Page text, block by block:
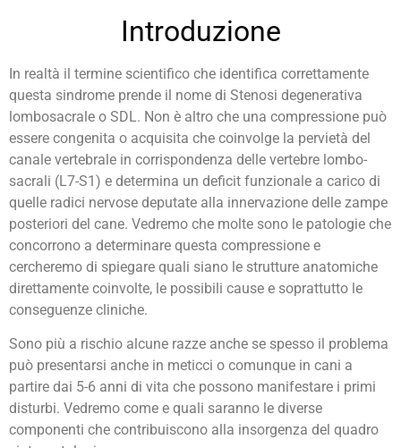
Introduzione
In realtà il termine scientifico che identifica correttamente
questa sindrome prende il nome di Stenosi degenerativa
lombosacrale o SDL. Non è altro che una compressione può
essere congenita o acquisita che coinvolge la pervietà del
canale vertebrale in corrispondenza delle vertebre lombo-
sacrali (L7-S1) e determina un deficit funzionale a carico di
quelle radici nervose deputate alla innervazione delle zampe
posteriori del cane. Vedremo che molte sono le patologie che
concorrono a determinare questa compressione e
cercheremo di spiegare quali siano le strutture anatomiche
direttamente coinvolte, le possibili cause e soprattutto le
conseguenze cliniche.
Sono più a rischio alcune razze anche se spesso il problema
può presentarsi anche in meticci o comunque in cani a
partire dai 5-6 anni di vita che possono manifestare i primi
disturbi. Vedremo come e quali saranno le diverse
componenti che contribuiscono alla insorgenza del quadro